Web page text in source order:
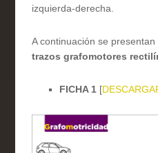
izquierda-derecha.
A continuación se
trazos grafomotores
FICHA 1 [